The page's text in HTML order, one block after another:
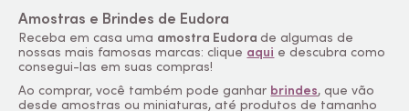
Amostras e Brindes de Eudora
Receba em casa uma amostra Eudorade algumas de
nossas mais famosas marcas: clique aqui e descubra como
consegui-las em suas compras!
Ao comprar, você também pode ganhar brindes, que vão
desde amostras ou miniaturas, até produtos de tamanho